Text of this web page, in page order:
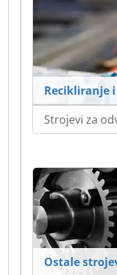
Recikliranje
Strojevi za
Ostale